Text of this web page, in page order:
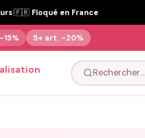
|🇫🇷 Floqué en France
-15% 5+ art. -20%
Rechercher…